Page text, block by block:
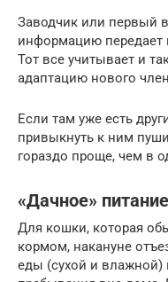
Заводчик или первый
информацию передает
Тот все учитывает и
адаптацию нового
Если там уже есть
привыкнуть к ним
гораздо проще, чем в
«Дачное»
Для кошки, которая
кормом, накануне
еды (сухой и влажной)